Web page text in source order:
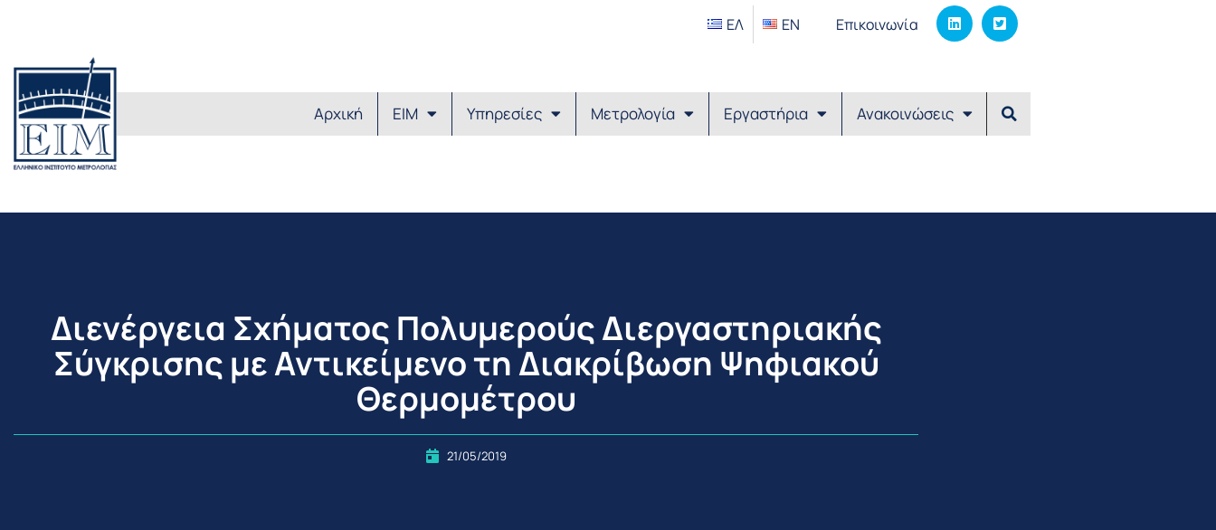
ΕΛ EΝ Επικοινωνία
Αρχική ΕΙΜ Υπηρεσίες Μετρολογία Εργαστήρια Ανακοινώσεις
Διενέργεια Σχήματος Πολυμερούς Διεργαστηριακής
Σύγκρισης με Αντικείμενο τη Διακρίβωση Ψηφιακού
Θερμομέτρου
21/05/2019